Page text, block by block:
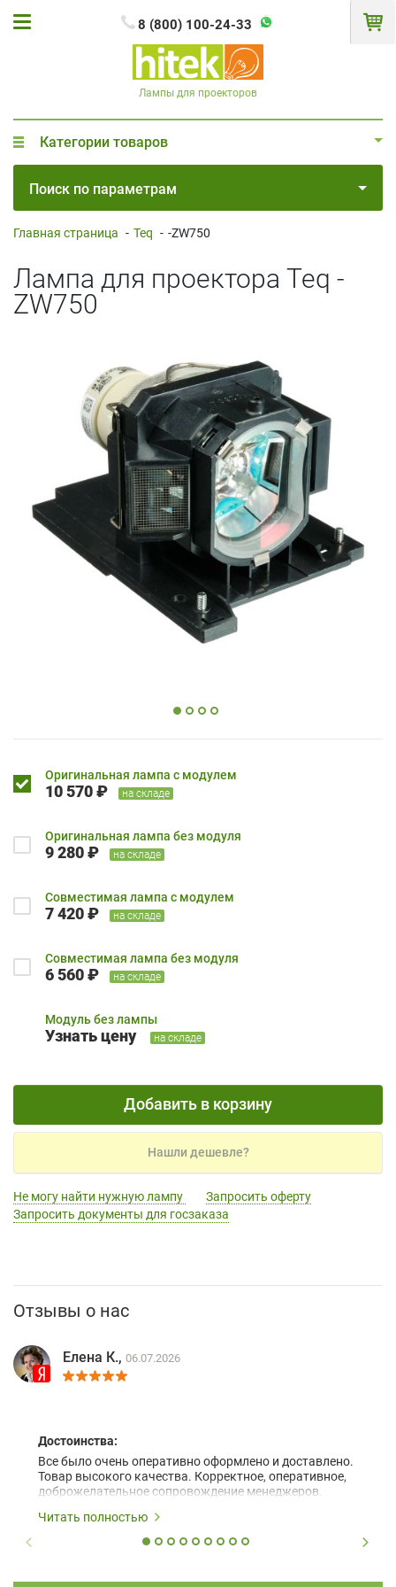
8 (800) 100-24-33
Лампы для проекторов
Категории товаров
Поиск по параметрам
Главная страница - Teq - -ZW750
Лампа для проектора Teq -
ZW750
Оригинальная лампа с модулем
10 570 ₽ на складе
Оригинальная лампа без модуля
9 280 ₽ на складе
Совместимая лампа с модулем
7 420 ₽ на складе
Совместимая лампа без модуля
6 560 ₽ на складе
Модуль без лампы
Узнать цену на складе
Добавить в корзину
Нашли дешевле?
Не могу найти нужную лампу
Запросить оферту
Запросить документы для госзаказа
Отзывы о нас
Елена К., 06.07.2026
Достоинства:
Все было очень оперативно оформлено и доставлено.
Товар высокого качества. Корректное, оперативное,
доброжелательное сопровождение менеджеров.
Читать полностью